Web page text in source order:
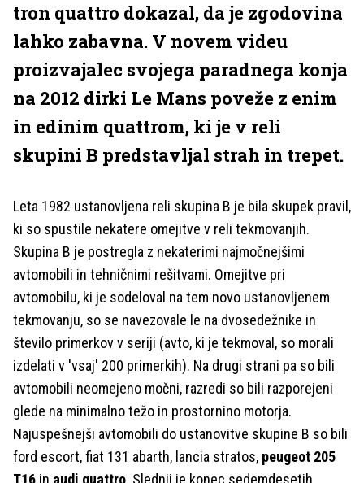
tron quattro dokazal, da je zgodovina
lahko zabavna. V novem videu
proizvajalec svojega paradnega konja
na 2012 dirki Le Mans poveže z enim
in edinim quattrom, ki je v reli
skupini B predstavljal strah in trepet.
Leta 1982 ustanovljena reli skupina B je bila skupek pravil,
ki so spustile nekatere omejitve v reli tekmovanjih.
Skupina B je postregla z nekaterimi najmočnejšimi
avtomobili in tehničnimi rešitvami. Omejitve pri
avtomobilu, ki je sodeloval na tem novo ustanovljenem
tekmovanju, so se navezovale le na dvosedežnike in
število primerkov v seriji (avto, ki je tekmoval, so morali
izdelati v 'vsaj' 200 primerkih). Na drugi strani pa so bili
avtomobili neomejeno močni, razredi so bili razporejeni
glede na minimalno težo in prostornino motorja.
Najuspešnejši avtomobili do ustanovitve skupine B so bili
ford escort, fiat 131 abarth, lancia stratos, peugeot 205
T16 in audi quattro. Slednji je konec sedemdesetih